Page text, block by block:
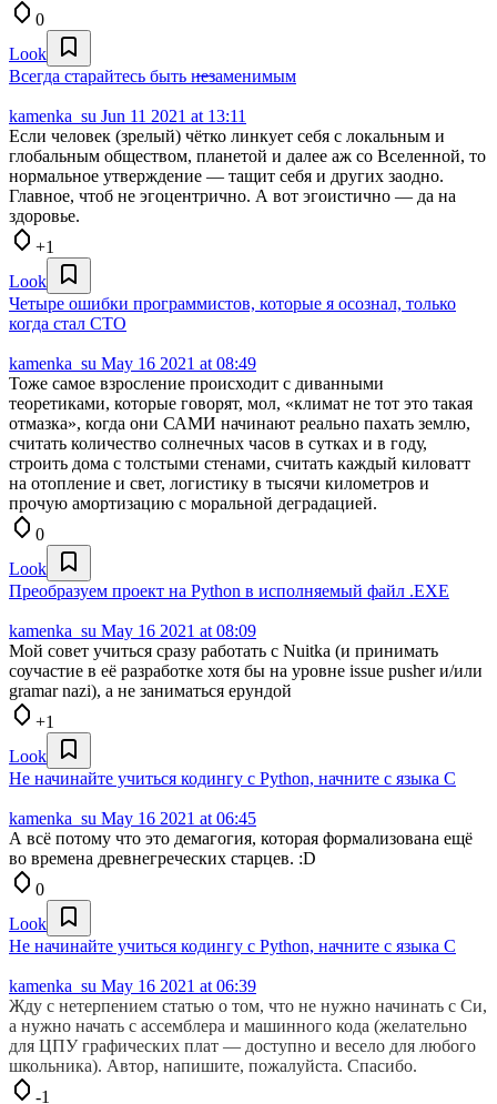
0
Look
Всегда старайтесь быть н̶е̶заменимым
kamenka_su Jun 11 2021 at 13:11
Если человек (зрелый) чётко линкует себя с локальным и
глобальным обществом, планетой и далее аж со Вселенной, то
нормальное утверждение — тащит себя и других заодно.
Главное, чтоб не эгоцентрично. А вот эгоистично — да на
здоровье.
+1
Look
Четыре ошибки программистов, которые я осознал, только
когда стал CTO
kamenka_su May 16 2021 at 08:49
Тоже самое взросление происходит с диванными
теоретиками, которые говорят, мол, «климат не тот это такая
отмазка», когда они САМИ начинают реально пахать землю,
считать количество солнечных часов в сутках и в году,
строить дома с толстыми стенами, считать каждый киловатт
на отопление и свет, логистику в тысячи километров и
прочую амортизацию с моральной деградацией.
0
Look
Преобразуем проект на Python в исполняемый файл .EXE
kamenka_su May 16 2021 at 08:09
Мой совет учиться сразу работать с Nuitka (и принимать
соучастие в её разработке хотя бы на уровне issue pusher и/или
gramar nazi), а не заниматься ерундой
+1
Look
Не начинайте учиться кодингу с Python, начните с языка C
kamenka_su May 16 2021 at 06:45
А всё потому что это демагогия, которая формализована ещё
во времена древнегреческих старцев. :D
0
Look
Не начинайте учиться кодингу с Python, начните с языка C
kamenka_su May 16 2021 at 06:39
Жду с нетерпением статью о том, что не нужно начинать с Си,
а нужно начать с ассемблера и машинного кода (желательно
для ЦПУ графических плат — доступно и весело для любого
школьника). Автор, напишите, пожалуйста. Спасибо.
-1